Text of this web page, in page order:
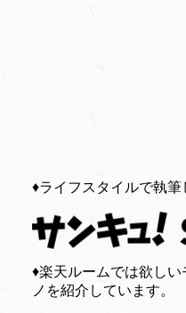
♦︎ライフスタイルで執筆
♦︎楽天ルームでは欲し
ノを紹介しています。